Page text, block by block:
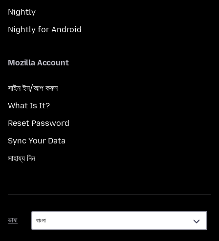
Nightly
Nightly for Android
Mozilla Account
সাইন ইন/আপ করুন
What Is It?
Reset Password
Sync Your Data
সাহায্য নিন
ভাষা
ভাষা